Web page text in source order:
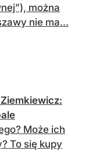
można
nie ma...
Może ich
To się kupy